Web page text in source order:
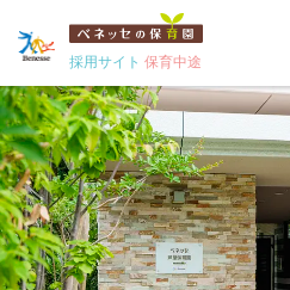
採用サイト 保育中途